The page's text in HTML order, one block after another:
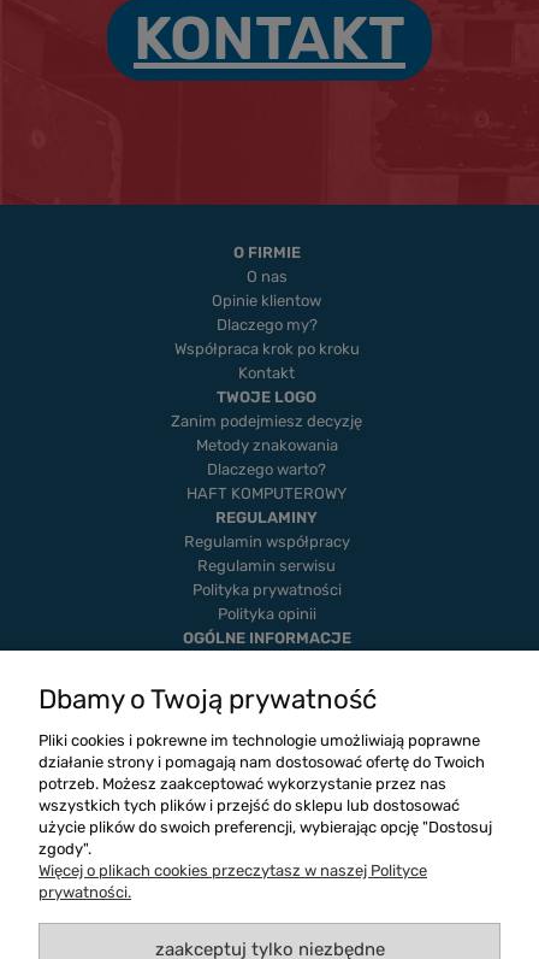
KONTAKT
O FIRMIE
O nas
Opinie klientow
Dlaczego my?
Współpraca krok po kroku
Kontakt
TWOJE LOGO
Zanim podejmiesz decyzję
Metody znakowania
Dlaczego warto?
HAFT KOMPUTEROWY
REGULAMINY
Regulamin współpracy
Regulamin serwisu
Polityka prywatności
Polityka opinii
OGÓLNE INFORMACJE
Twoje zamówienia
Ustawienia konta
Blog
Dbamy o Twoją prywatność
Pliki cookies i pokrewne im technologie umożliwiają poprawne
działanie strony i pomagają nam dostosować ofertę do Twoich
potrzeb. Możesz zaakceptować wykorzystanie przez nas
wszystkich tych plików i przejść do sklepu lub dostosować
użycie plików do swoich preferencji, wybierając opcję "Dostosuj
zgody".
Więcej o plikach cookies przeczytasz w naszej Polityce
prywatności.
zaakceptuj tylko niezbędne